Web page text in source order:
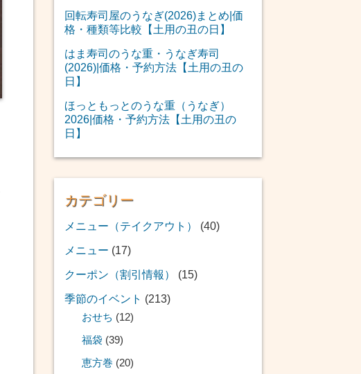
回転寿司屋のうなぎ(2026)まとめ|価
格・種類等比較【土用の丑の日】
はま寿司のうな重・うなぎ寿司
(2026)|価格・予約方法【土用の丑の
日】
ほっともっとのうな重（うなぎ）
2026|価格・予約方法【土用の丑の
日】
カテゴリー
メニュー（テイクアウト）
(40)
メニュー (17)
クーポン（割引情報）
(15)
季節のイベント (213)
おせち (12)
福袋 (39)
恵方巻 (20)